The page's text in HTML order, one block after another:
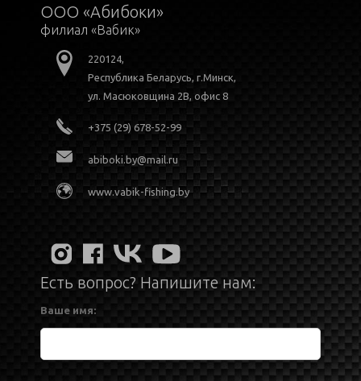
ООО «Абибоки»
филиал «Вабик»
220124,
Республика Беларусь, г.Минск,
ул. Масюковщина 2В, офис 8
+375 (29) 678-52-99
abiboki.by@mail.ru
www.vabik-fishing.by
Есть вопрос? Напишите нам:
Ваше имя: